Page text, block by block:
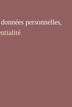
personnelles,